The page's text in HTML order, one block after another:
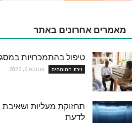
מאמרים אחרונים באתר
טיפול בהתמכרויות
זירת המומחים אוגוסט 6, 2026
תחזוקת מעליות
לדעת